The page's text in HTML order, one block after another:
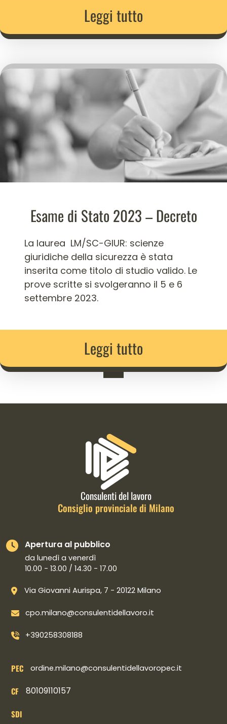
Leggi tutto
Esame di Stato 2023 – Decreto
La laurea LM/SC-GIUR: scienze
giuridiche della sicurezza è stata
inserita come titolo di studio valido. Le
prove scritte si svolgeranno il 5 e 6
settembre 2023.
Leggi tutto
Informazioni di contatto e link
Consulenti del lavoro
Consiglio provinciale di Milano
Apertura al pubblico
da lunedì a venerdì
10.00 - 13.00 / 14.30 - 17.00
Via Giovanni Aurispa, 7 - 20122 Milano
cpo.milano@consulentidellavoro.it
+390258308188
PEC ordine.milano@consulentidellavoropec.it
CF 80109110157
SDI